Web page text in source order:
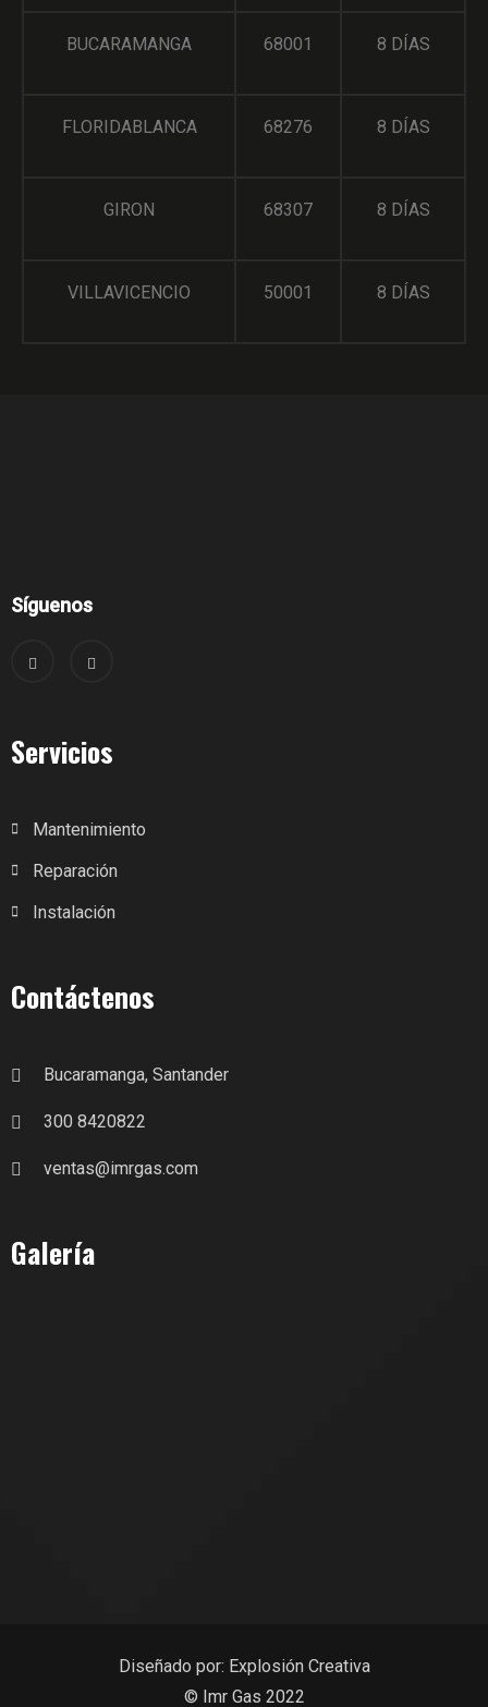
BUCARAMANGA 68001 8 DÍAS
FLORIDABLANCA 68276 8 DÍAS
GIRON 68307 8 DÍAS
VILLAVICENCIO 50001 8 DÍAS
Síguenos
Servicios
Mantenimiento
Reparación
Instalación
Contáctenos
Bucaramanga, Santander
300 8420822
ventas@imrgas.com
Galería
Diseñado por: Explosión Creativa
© Imr Gas 2022